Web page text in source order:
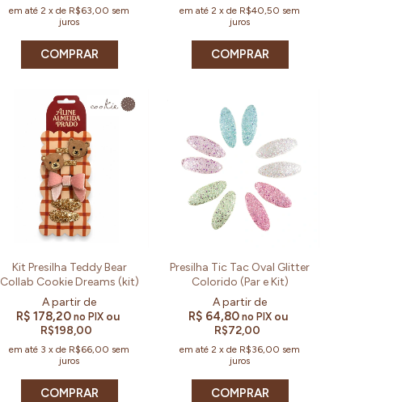
em até2 xde R$63,00 sem
juros
COMPRAR
em até2 xde R$40,50 sem
juros
COMPRAR
Kit Presilha Teddy Bear
Collab Cookie Dreams (kit)
R$ 178,20no PIX ou
R$198,00
em até 3 xde R$66,00 sem
juros
COMPRAR
Presilha Tic Tac Oval Glitter
Colorido (Par e Kit)
R$ 64,80 no PIX ou
R$72,00
em até2 xde R$36,00 sem
juros
COMPRAR